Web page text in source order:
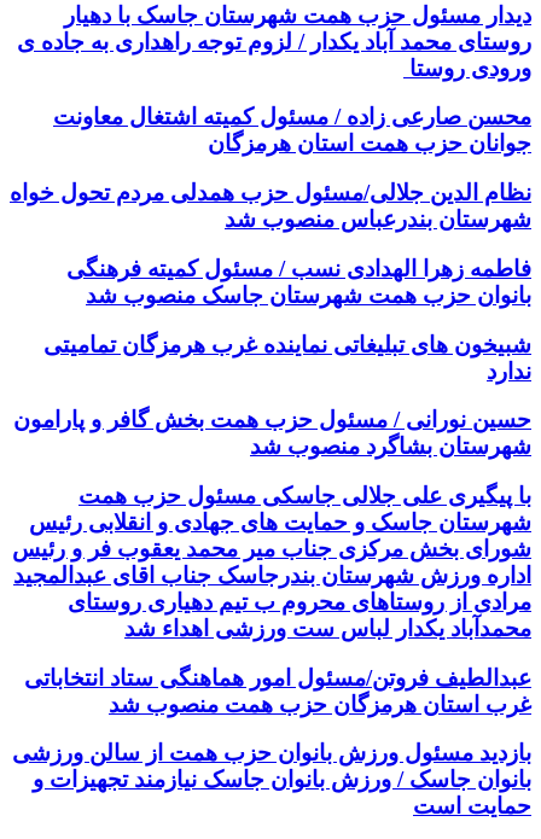
دیدار مسئول حزب همت شهرستان جاسک با دهیار
روستای محمد آباد یکدار / لزوم توجه راهداری به جاده ی
ورودی روستا
محسن صارعی زاده / مسئول کمیته اشتغال معاونت
جوانان حزب همت استان هرمزگان
نظام الدین جلالی/مسئول حزب همدلی مردم تحول خواه
شهرستان بندرعباس منصوب شد
فاطمه زهرا الهدادی نسب / مسئول کمیته فرهنگی
بانوان حزب همت شهرستان جاسک منصوب شد
شبیخون های تبلیغاتی نماینده غرب هرمزگان تمامیتی
ندارد
حسین نورانی / مسئول حزب همت بخش گافر و پارامون
شهرستان بشاگرد منصوب شد
با پیگیری علی جلالی جاسکی مسئول حزب همت
شهرستان جاسک و حمایت های جهادی و انقلابی رئیس
شورای بخش مرکزی جناب میر محمد یعقوب فر و رئیس
اداره ورزش شهرستان بندرجاسک جناب اقای عبدالمجید
مرادی از روستاهای محروم ب تیم دهیاری روستای
محمدآباد یکدار لباس ست ورزشی اهداء شد
عبدالطیف فروتن/مسئول امور هماهنگی ستاد انتخاباتی
غرب استان هرمزگان حزب همت منصوب شد
بازدید مسئول ورزش بانوان حزب همت از سالن ورزشی
بانوان جاسک / ورزش بانوان جاسک نیازمند تجهیزات و
حمایت است